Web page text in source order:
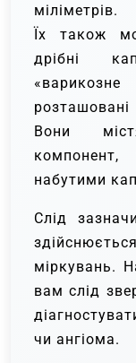
міліметрів.
Їх також
дрібні
Вони
набутими
Слід
міркувань.
вам слід
чи ангіома.